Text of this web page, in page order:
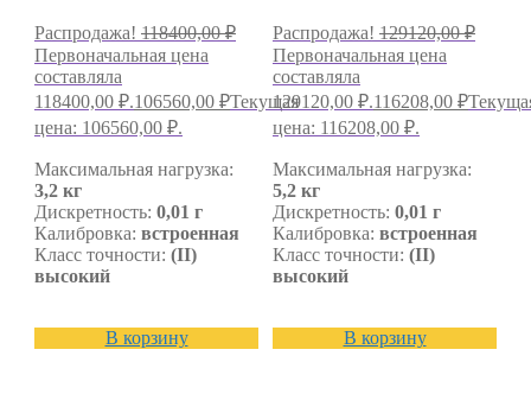
Распродажа! 118400,00₽
Первоначальная цена
составляла
118400,00 ₽.106560,00 ₽Текущая
цена: 106560,00 ₽.
Максимальная нагрузка:
3,2 кг
Дискретность: 0,01 г
Калибровка: встроенная
Класс точности: (II)
высокий
В корзину
Распродажа! 129120,00₽
Первоначальная цена
составляла
129120,00 ₽.116208,00 ₽
цена: 116208,00 ₽.
Максимальная нагрузка:
5,2 кг
Дискретность: 0,01 г
Калибровка: встроенная
Класс точности: (II)
высокий
В корзину